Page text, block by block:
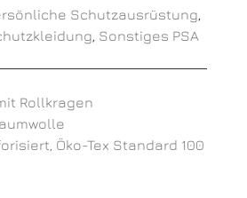
Schutzausrüstung,
, Sonstiges PSA
Rollkragen
Öko-Tex Standard 100